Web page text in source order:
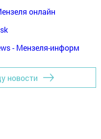
онлайн
- Мензеля-информ
новости